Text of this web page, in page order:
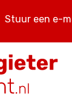
Stuur een e-